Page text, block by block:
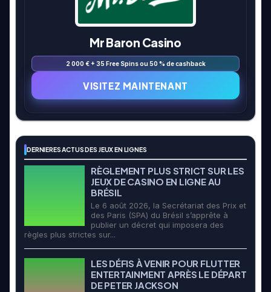
Mr Baron Casino
2 000 € + 35 Free Spins ou 50 % de cashback
VISITEZ MAINTENANT
DERNIERES ACTUS DES JEUX EN LIGNES
RÈGLEMENT PLUS STRICT SUR LES
JEUX DE CASINO EN LIGNE AU
BRÉSIL
Le 6 août 2026, la Secrétariat des Prix et
des Paris (SPA) du Brésil s’apprête à
publier un décret qui imposera des
règles plus strictes sur...
LES DÉFIS À VENIR POUR FLUTTER
ENTERTAINMENT APRÈS LE DÉPART
DE PETER JACKSON